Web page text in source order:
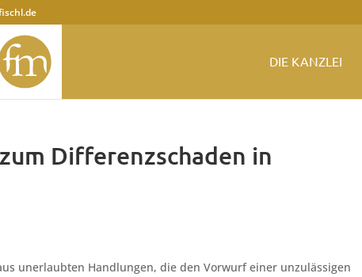
DIE KANZLEI
Differenzschaden in
unerlaubten Handlungen, die den Vorwurf einer unzulässigen